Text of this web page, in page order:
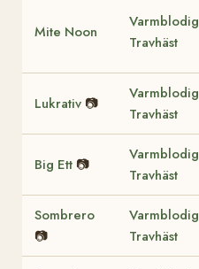
Mite Noon
Varmblodig
Travhäst
Lukrativ 📷
Varmblodig
Travhäst
Big Ett 📷
Varmblodig
Travhäst
Sombrero
📷
Varmblodig
Travhäst